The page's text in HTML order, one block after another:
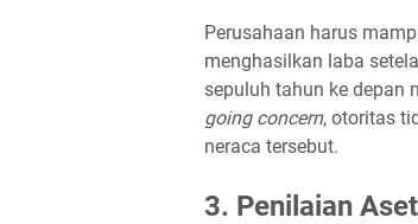
Perusahaan harus
menghasilkan laba
sepuluh tahun ke depan
going concern, otoritas
neraca tersebut.
3. Penilaian